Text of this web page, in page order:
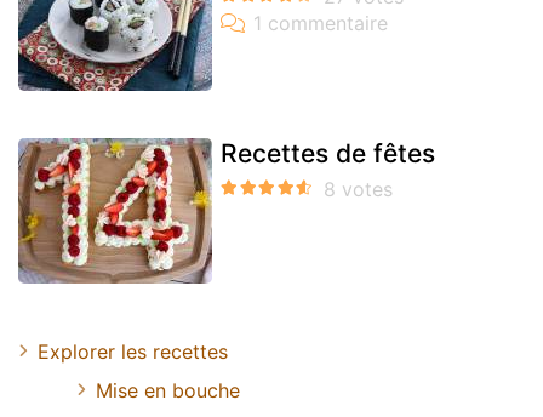
Recettes de fêtes
Explorer les recettes
Mise en bouche